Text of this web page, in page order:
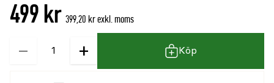
av
499 kr 399,20 kr exkl. moms
−
Kvantitet + Köp